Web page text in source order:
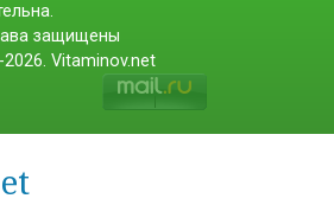
защищены
Vitaminov.net